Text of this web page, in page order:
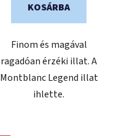
KOSÁRBA
Finom és magával
ragadóan érzéki illat. A
Montblanc Legend illat
ihlette.